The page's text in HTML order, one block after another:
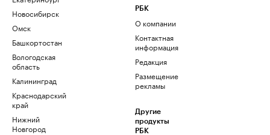
Новосибирск
Омск
Башкортостан
Вологодская
область
Калининград
Краснодарский
край
Нижний
Новгород
РБК
О компании
Контактная
информация
Редакция
Размещение
рекламы
Другие
продукты
РБК